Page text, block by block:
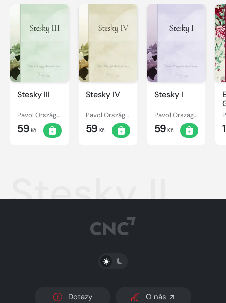
Stesky III
Pavol Országh Hviezdoslav
59 Kč
Stesky IV
Pavol Országh Hviezdoslav
59 Kč
Stesky I
Pavol Országh Hviezdoslav
59 Kč
Stesky II
PŘEPNOUT SVĚTLÝ/TMAVÝ REŽIM
Dotazy O nás